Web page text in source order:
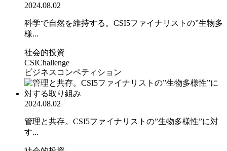
2024.08.02
科学で自然を維持する。CSI5ファイナリストの”生物多
様...
社会的投資
CSIChallenge
ビジネスコンペティション
2024.08.02
管理と共存。CSI5ファイナリストの”生物多様性”に対
す...